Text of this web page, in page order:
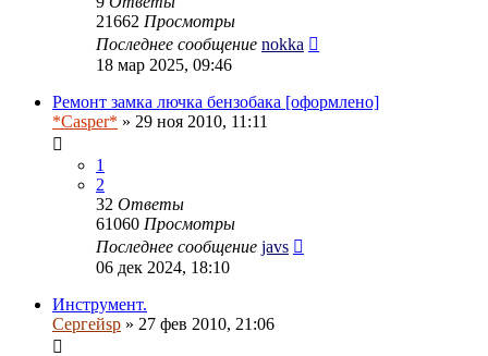
21662 Просмотры
Последнее сообщение nokka
18 мар 2025, 09:46
Ремонт замка лючка бензобака [оформлено]
*Casper* » 29 ноя 2010, 11:11
1
2
32 Ответы
61060 Просмотры
Последнее сообщение javs
06 дек 2024, 18:10
Инструмент.
Сергейsp » 27 фев 2010, 21:06